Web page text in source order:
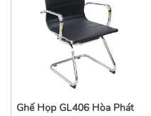
Ghế Họp GL406 Hòa Phát